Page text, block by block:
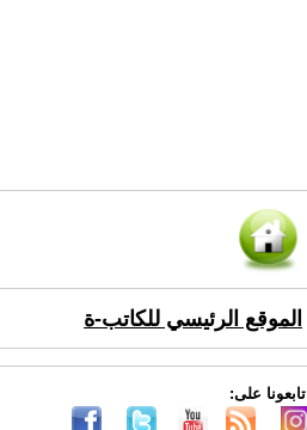
الموقع الرئيسي للكاتب-ة
تابعونا على: